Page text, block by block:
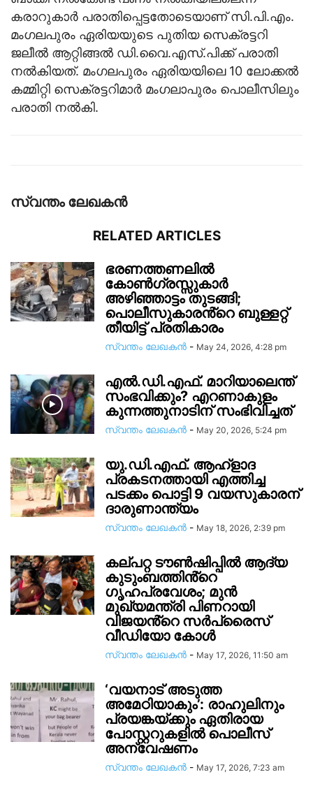
കരാറുകാര്‍ പരാതിപ്പെട്ടതോടെയാണ് സി.പി.എം.
മംഗലപുരം ഏരിയയുടെ പുതിയ സെക്രട്ടറി
ജലീല്‍ ആറ്റിങ്ങല്‍ ഡി.വൈ.എസ്.പിക്ക്‌ പരാതി
നല്‍കിയത്. മംഗലപുരം ഏരിയയിലെ 10 ലോക്കല്‍
കമ്മിറ്റി സെക്രട്ടറിമാര്‍ മംഗലാപുരം പൊലീസിലും
പരാതി നല്‍കി.
സ്വന്തം ലേഖകന്‍
RELATED ARTICLES
ഭരണത്തണലിൽ
കോൺഗ്രസ്സുകാർ
അഴിഞ്ഞാട്ടം തുടങ്ങി;
പൊലീസുകാരൻ്റെ ബുള്ളറ്റ്
തീയിട്ട് പ്രതികാരം
സ്വന്തം ലേഖകന്‍ - May 24, 2026, 4:28 pm
എൽ.ഡി.എഫ്. മാറിയാലെന്ത്
സംഭവിക്കും? എറണാകുളം
കുന്നത്തുനാടിന് സംഭിവിച്ചത്
സ്വന്തം ലേഖകന്‍ - May 20, 2026, 5:24 pm
യു.ഡി.എഫ്. ആഹ്ളാദ
പ്രകടനത്തായി എത്തിച്ച
പടക്കം പൊട്ടി 9 വയസുകാരന്
ദാരുണാന്ത്യം
സ്വന്തം ലേഖകന്‍ - May 18, 2026, 2:39 pm
കല്പറ്റ ട‍ൗൺഷിപ്പിൽ ആദ്യ
കുടുംബത്തിൻ്റെ ​
ഗൃഹപ്രവേശം; മുൻ
മുഖ്യമന്ത്രി പിണറായി
വിജയൻ്റെ സർപ്രൈസ്
വീഡിയോ കോൾ
സ്വന്തം ലേഖകന്‍ - May 17, 2026, 11:50 am
‘വയനാട് അടുത്ത
അമേഠിയാകും’: രാഹുലിനും
പ്രയങ്കയ്ക്കും ഏതിരായ
പോസ്റ്ററുകളിൽ പൊലീസ്
അന്വേഷണം
സ്വന്തം ലേഖകന്‍ - May 17, 2026, 7:23 am